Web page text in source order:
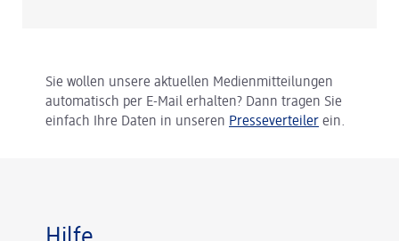
Sie wollen unsere aktuellen Medienmitteilungen
automatisch per E-Mail erhalten? Dann tragen Sie
einfach Ihre Daten in unseren Presseverteiler ein.